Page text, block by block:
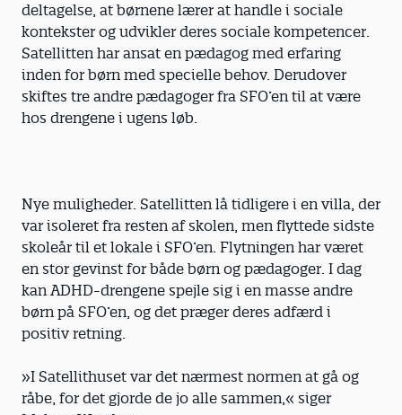
deltagelse, at børnene lærer at handle i sociale
kontekster og udvikler deres sociale kompetencer.
Satellitten har ansat en pædagog med erfaring
inden for børn med specielle behov. Derudover
skiftes tre andre pædagoger fra SFO’en til at være
hos drengene i ugens løb.
Nye muligheder. Satellitten lå tidligere i en villa, der
var isoleret fra resten af skolen, men flyttede sidste
skoleår til et lokale i SFO’en. Flytningen har været
en stor gevinst for både børn og pædagoger. I dag
kan ADHD-drengene spejle sig i en masse andre
børn på SFO’en, og det præger deres adfærd i
positiv retning.
»I Satellithuset var det nærmest normen at gå og
råbe, for det gjorde de jo alle sammen,« siger